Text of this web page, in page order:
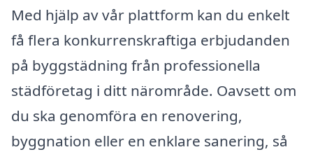
Med hjälp av vår plattform kan du enkelt
få flera konkurrenskraftiga erbjudanden
på byggstädning från professionella
städföretag i ditt närområde. Oavsett om
du ska genomföra en renovering,
byggnation eller en enklare sanering, så